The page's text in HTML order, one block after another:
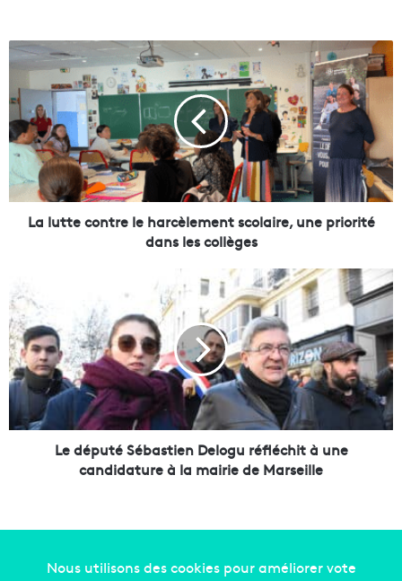
L
u
t
t
e
c
o
e
h
a
r
c
è
l
La lutte contre le harcèlement scolaire, une priorité
dans les collèges
e
d
é
p
u
t
é
S
Le député Sébastien Delogu réfléchit à une
candidature à la mairie de Marseille